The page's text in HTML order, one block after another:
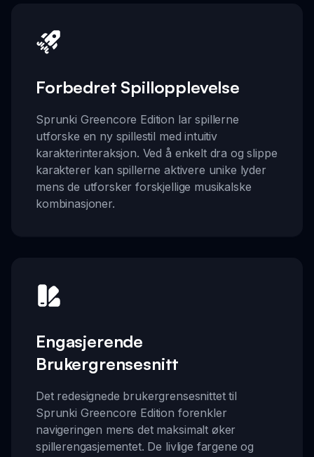
Forbedret Spillopplevelse
Sprunki Greencore Edition lar spillerne
utforske en ny spillestil med intuitiv
karakterinteraksjon. Ved å enkelt dra og slippe
karakterer kan spillerne aktivere unike lyder
mens de utforsker forskjellige musikalske
kombinasjoner.
Engasjerende
Brukergrensesnitt
Det redesignede brukergrensesnittet til
Sprunki Greencore Edition forenkler
navigeringen mens det maksimalt øker
spillerengasjementet. De livlige fargene og